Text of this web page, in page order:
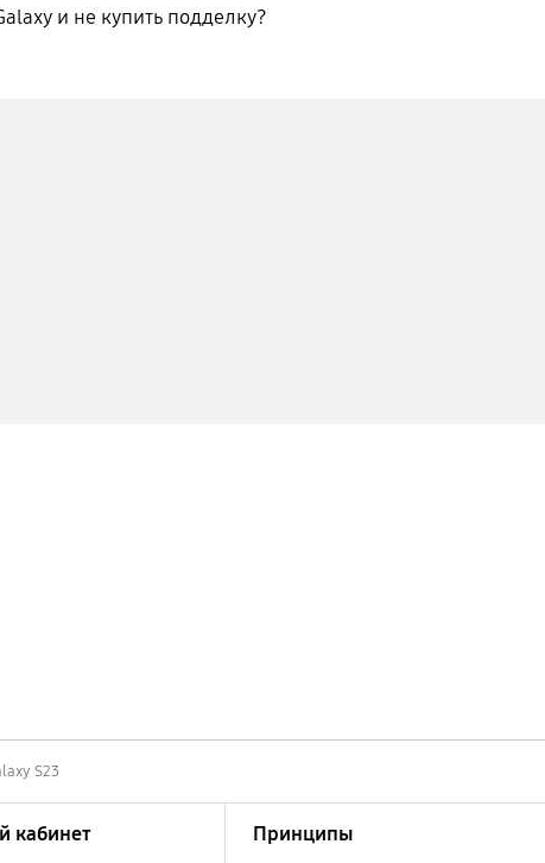
и не купить подделку?
S23
кабинет Принципы